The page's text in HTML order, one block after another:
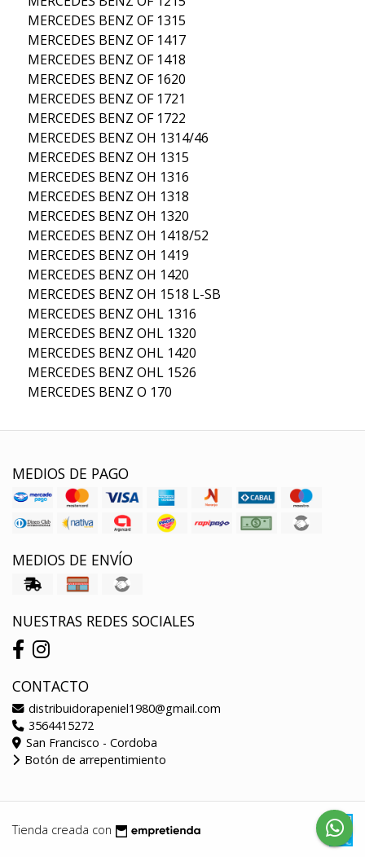
MERCEDES BENZ OF 1315
MERCEDES BENZ OF 1417
MERCEDES BENZ OF 1418
MERCEDES BENZ OF 1620
MERCEDES BENZ OF 1721
MERCEDES BENZ OF 1722
MERCEDES BENZ OH 1314/46
MERCEDES BENZ OH 1315
MERCEDES BENZ OH 1316
MERCEDES BENZ OH 1318
MERCEDES BENZ OH 1320
MERCEDES BENZ OH 1418/52
MERCEDES BENZ OH 1419
MERCEDES BENZ OH 1420
MERCEDES BENZ OH 1518 L-SB
MERCEDES BENZ OHL 1316
MERCEDES BENZ OHL 1320
MERCEDES BENZ OHL 1420
MERCEDES BENZ OHL 1526
MERCEDES BENZ O 170
MEDIOS DE PAGO
MEDIOS DE ENVÍO
NUESTRAS REDES SOCIALES
CONTACTO
distribuidorapeniel1980@gmail.com
3564415272
San Francisco - Cordoba
Botón de arrepentimiento
Tienda creada con